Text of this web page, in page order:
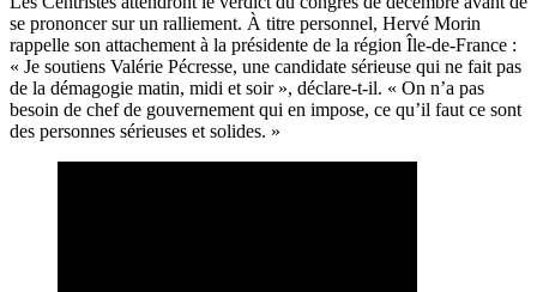
se prononcer sur un ralliement. À titre personnel, Hervé Morin
rappelle son attachement à la présidente de la région Île-de-France :
« Je soutiens Valérie Pécresse, une candidate sérieuse qui ne fait pas
de la démagogie matin, midi et soir », déclare-t-il. « On n’a pas
besoin de chef de gouvernement qui en impose, ce qu’il faut ce sont
des personnes sérieuses et solides. »